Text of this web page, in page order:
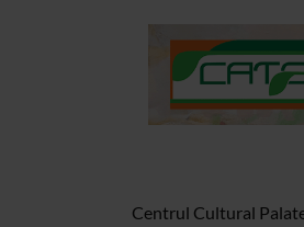
Centrul Cultural